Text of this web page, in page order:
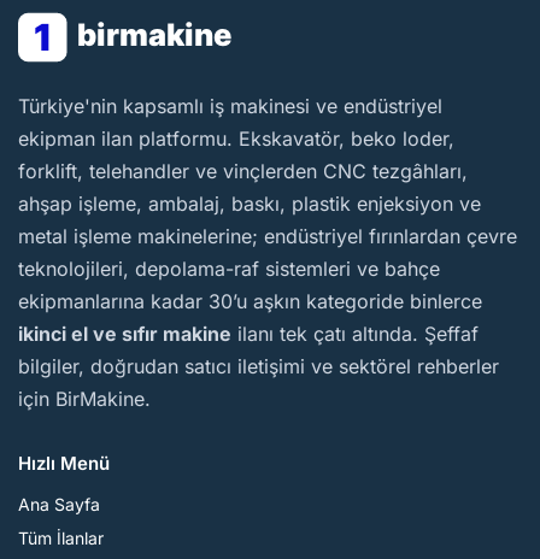
1 birmakine
BirMakine
Türkiye'nin kapsamlı iş makinesi ve endüstriyel
ekipman ilan platformu. Ekskavatör, beko loder,
forklift, telehandler ve vinçlerden CNC tezgâhları,
ahşap işleme, ambalaj, baskı, plastik enjeksiyon ve
metal işleme makinelerine; endüstriyel fırınlardan çevre
teknolojileri, depolama-raf sistemleri ve bahçe
ekipmanlarına kadar 30’u aşkın kategoride binlerce
ikinci el ve sıfır makine ilanı tek çatı altında. Şeffaf
bilgiler, doğrudan satıcı iletişimi ve sektörel rehberler
için BirMakine.
Hızlı Menü
Ana Sayfa
Tüm İlanlar